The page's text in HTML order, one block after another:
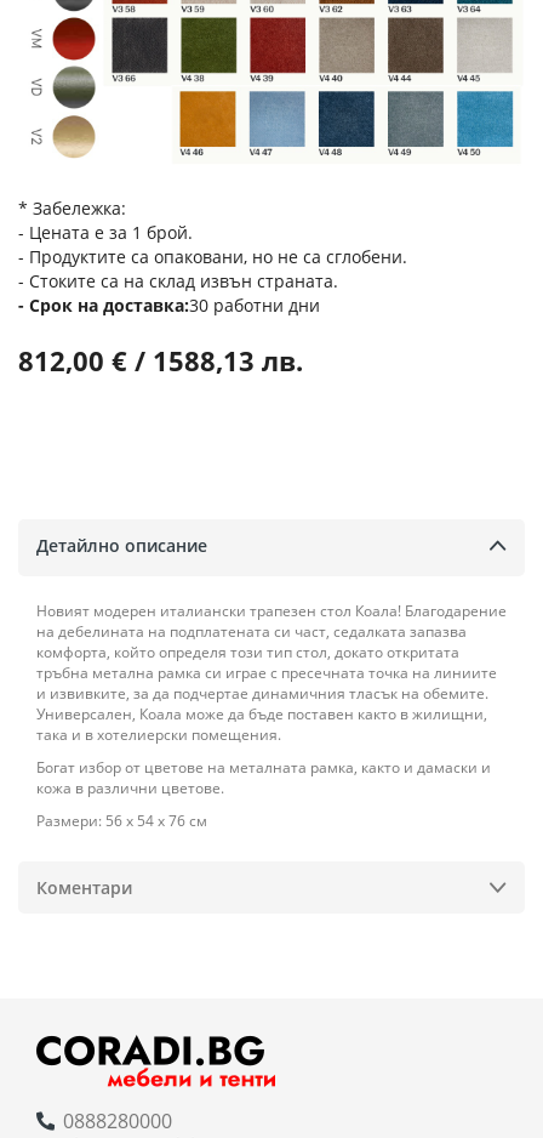
* Забележка:
- Цената е за 1 брой.
- Продуктите са опаковани, но не са сглобени.
- Стоките са на склад извън страната.
Срок на доставка 30 работни дни
812,00 € / 1588,13 лв.
Детайлно описание
Новият модерен италиански трапезен стол Коала! Благодарение
на дебелината на подплатената си част, седалката запазва
комфорта, който определя този тип стол, докато откритата
тръбна метална рамка си играе с пресечната точка на линиите
и извивките, за да подчертае динамичния тласък на обемите.
Универсален, Коала може да бъде поставен както в жилищни,
така и в хотелиерски помещения.
Богат избор от цветове на металната рамка, както и дамаски и
кожа в различни цветове.
Размери: 56 х 54 х 76 см
Коментари
0888280000